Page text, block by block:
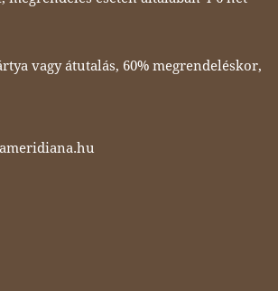
vagy átutalás, 60% megrendeléskor,